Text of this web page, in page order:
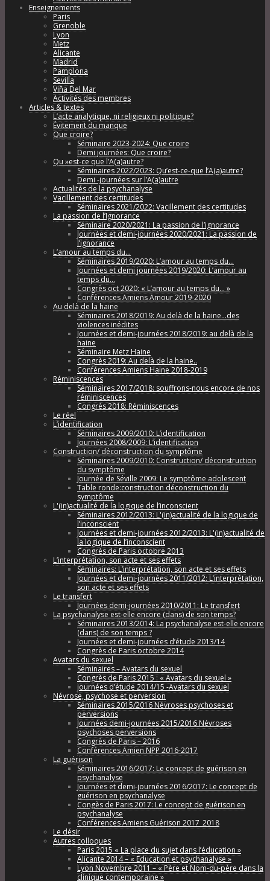
Enseignements
Paris
Grenoble
Lyon
Metz
Alicante
Madrid
Pamplona
Sevilla
Viña Del Mar
Activités des membres
Articles & textes
L’acte analytique, ni religieux ni politique?
Évitement du manque
Que croire?
Séminaire 2023-2024: Que croire
Demi journées: Que croire?
Qu »est-ce que l’A(a)autre?
Séminaires 2022/2023: Qu’est-ce-que l’A(a)autre?
Demi -journées sur l’A(a)autre
Actualités de la psychanalyse
Vacillement des certitudes
Séminaires 2021/2022: Vacillement des certitudes
La passion de l’Ignorance
Séminaire 2020/2021: La passion de l’ignorance
Journées et demi-journées 2020/2021: La passion de
l’ignorance
L’amour au temps du…
Séminaires 2019/2020: L’amour au temps du…
Journées et demi journées 2019/2020: L’amour au
temps du…
Congrès oct 2020: « L’amour au temps du… »
Conférences Amiens Amour 2019-2020
Au delà de la haine
Séminaires 2018/2019: Au delà de la haine…des
violences inédites
Journées et demi-journées 2018/2019: au delà de la
haine
Séminaire Metz Haine
Congrès 2019: Au delà de la haine..
Conférences Amiens Haine 2018-2019
Réminiscences
Séminaires 2017/2018: souffrons-nous encore de nos
réminiscences
Congrès 2018: Réminiscences
Le réel
L’identification
Séminaires 2009/2010: L’identification
Journées 2008/2009: L’identification
Construction/ déconstruction du symptôme
Séminaires 2009/2010: Construction/ déconstruction
du symptôme
Journée de Séville 2009: Le symptôme adolescent
Table ronde:construction déconstruction du
symptôme
L'(in)actualité de la logique de l’inconscient
Séminaires 2012/2013: L'(in)actualité de la logique de
l’inconscient
Journées et demi-journées 2012/2013: L'(in)actualité de
la logique de l’inconscient
Congrès de Paris octobre 2013
L’interprétation, son acte et ses effets
Séminaires: L’interprétation, son acte et ses effets
Journées et demi-journées 2011/2012: L’interprétation,
son acte et ses effets
Le transfert
Journées demi-journées 2010/2011: Le transfert
La psychanalyse est-elle encore (dans) de son temps?
Séminaires 2013/2014: La psychanalyse est-elle encore
(dans) de son temps ?
Journées et demi-journées d’étude 2013/14
Congrès de Paris octobre 2014
Avatars du sexuel
Séminaires – Avatars du sexuel
Congrès de Paris 2015 : « Avatars du sexuel »
journées d’étude 2014/15 -Avatars du sexuel
Névrose, psychose et perversion
Séminaires 2015/2016 Névroses psychoses et
perversions
Journées demi-journées 2015/2016 Névroses
psychoses perversions
Congrès de Paris – 2016
Conférences Amien NPP 2016-2017
La guérison
Séminaires 2016/2017: Le concept de guérison en
psychanalyse
Journées et demi-journées 2016/2017: Le concept de
guérison en psychanalyse
Congès de Paris 2017: Le concept de guérison en
psychanalyse
Conférences Amiens Guérison 2017_2018
Le désir
Autres colloques
Paris 2015 « La place du sujet dans l’éducation »
Alicante 2014 – « Education et psychanalyse »
Lyon Novembre 2011 – « Père et Nom-du-père dans la
clinique contemporaine »